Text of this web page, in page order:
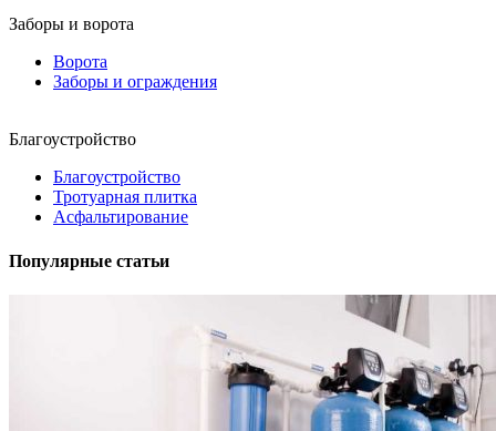
Заборы и ворота
Ворота
Заборы и ограждения
Благоустройство
Благоустройство
Тротуарная плитка
Асфальтирование
Популярные статьи